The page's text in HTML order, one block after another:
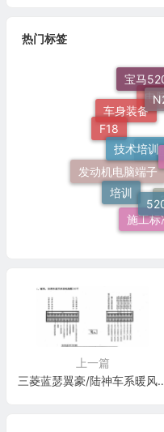
热门标签
施工标
培训
发动机电脑端子
奥迪
技术培训
F18
车身装备
电
宝马
上一篇
三菱蓝瑟翼豪/陆神车系暖风、